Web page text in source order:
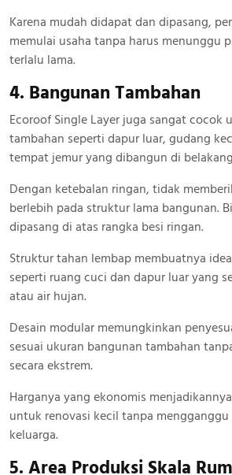
Karena mudah didapat dan dipasang,
memulai usaha tanpa harus menunggu
terlalu lama.
4. Bangunan Tambahan
Ecoroof Single Layer juga sangat cocok
tambahan seperti dapur luar, gudang
tempat jemur yang dibangun di
Dengan ketebalan ringan, tidak
berlebih pada struktur lama bangunan.
dipasang di atas rangka besi ringan.
Struktur tahan lembap membuatnya
seperti ruang cuci dan dapur luar yang
atau air hujan.
Desain modular memungkinkan
sesuai ukuran bangunan tambahan
secara ekstrem.
Harganya yang ekonomis
untuk renovasi kecil tanpa
keluarga.
5. Area Produksi Skala